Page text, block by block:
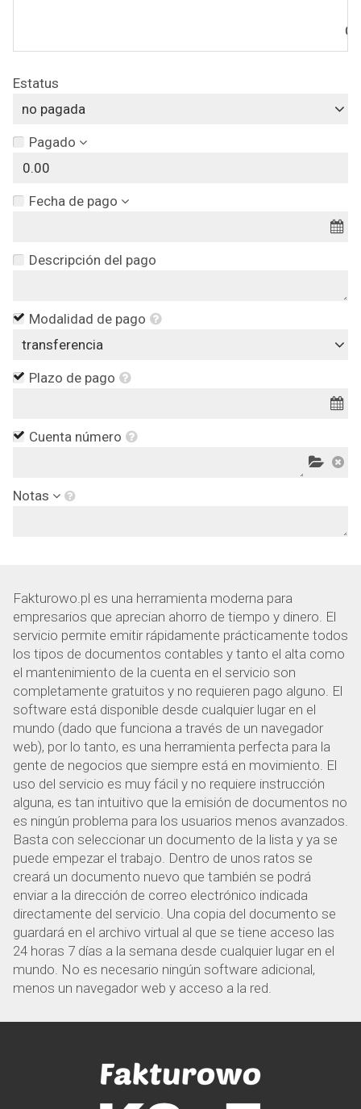
Estatus
no pagada
Pagado
Fecha de pago
Descripción del pago
Modalidad de pago
transferencia
Plazo de pago
Cuenta número
Notas
Fakturowo.pl es una herramienta moderna para
empresarios que aprecian ahorro de tiempo y dinero. El
servicio permite emitir rápidamente prácticamente todos
los tipos de documentos contables y tanto el alta como
el mantenimiento de la cuenta en el servicio son
completamente gratuitos y no requieren pago alguno. El
software está disponible desde cualquier lugar en el
mundo (dado que funciona a través de un navegador
web), por lo tanto, es una herramienta perfecta para la
gente de negocios que siempre está en movimiento. El
uso del servicio es muy fácil y no requiere instrucción
alguna, es tan intuitivo que la emisión de documentos no
es ningún problema para los usuarios menos avanzados.
Basta con seleccionar un documento de la lista y ya se
puede empezar el trabajo. Dentro de unos ratos se
creará un documento nuevo que también se podrá
enviar a la dirección de correo electrónico indicada
directamente del servicio. Una copia del documento se
guardará en el archivo virtual al que se tiene acceso las
24 horas 7 días a la semana desde cualquier lugar en el
mundo. No es necesario ningún software adicional,
menos un navegador web y acceso a la red.